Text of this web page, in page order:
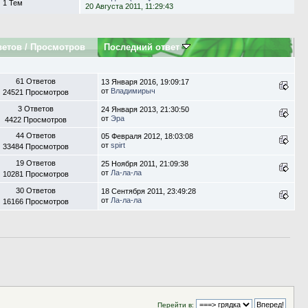
1 Тем
20 Августа 2011, 11:29:43
/ Просмотров Последний ответ
61 Ответов
24521 Просмотров
13 Января 2016, 19:09:17
от Владимирыч
3 Ответов
4422 Просмотров
24 Января 2013, 21:30:50
от Эра
44 Ответов
33484 Просмотров
05 Февраля 2012, 18:03:08
от spirt
19 Ответов
10281 Просмотров
25 Ноября 2011, 21:09:38
от Ла-ла-ла
30 Ответов
16166 Просмотров
18 Сентября 2011, 23:49:28
от Ла-ла-ла
Перейти в: